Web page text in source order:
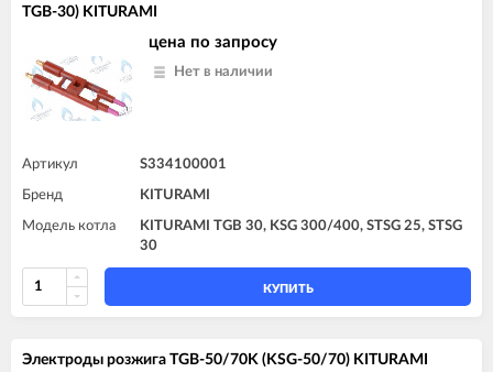
TGB-30) KITURAMI
цена по запросу
Нет в наличии
Артикул S334100001
Бренд KITURAMI
Модель котла
KITURAMI TGB 30, KSG 300/400, STSG 25, STSG
30
КУПИТЬ
Электроды розжига TGB-50/70K (KSG-50/70) KITURAMI